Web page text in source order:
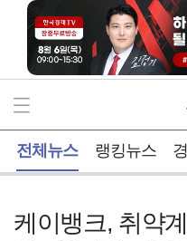
전체뉴스 랭킹뉴스
케이뱅크, 취약